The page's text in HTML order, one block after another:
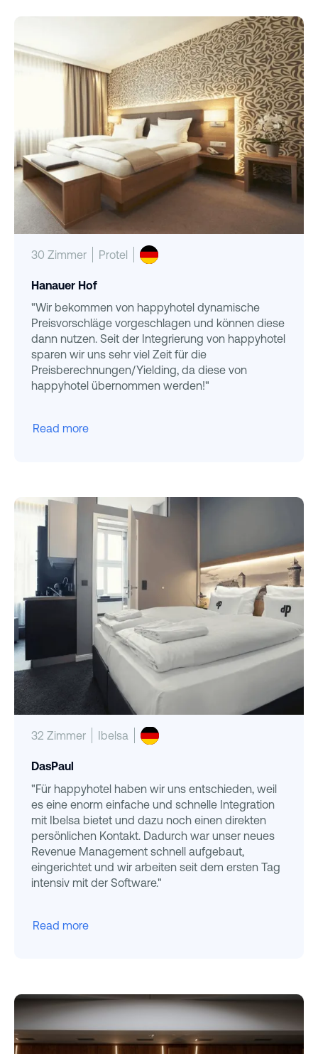
30 Zimmer Protel
Hanauer Hof
"Wir bekommen von happyhotel dynamische
Preisvorschläge vorgeschlagen und können diese
dann nutzen. Seit der Integrierung von happyhotel
sparen wir uns sehr viel Zeit für die
Preisberechnungen/Yielding, da diese von
happyhotel übernommen werden!"
Read more
32 Zimmer Ibelsa
DasPaul
"Für happyhotel haben wir uns entschieden, weil
es eine enorm einfache und schnelle Integration
mit Ibelsa bietet und dazu noch einen direkten
persönlichen Kontakt. Dadurch war unser neues
Revenue Management schnell aufgebaut,
eingerichtet und wir arbeiten seit dem ersten Tag
intensiv mit der Software."
Read more